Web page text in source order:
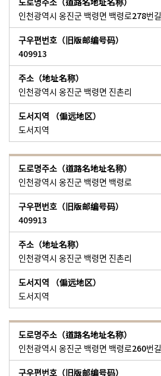
인천광역시 옹진군 백령면 백령로278번길
409913
인천광역시 옹진군 백령면 진촌리
도서지역
인천광역시 옹진군 백령면 백령로
409913
인천광역시 옹진군 백령면 진촌리
도서지역
인천광역시 옹진군 백령면 백령로260번길